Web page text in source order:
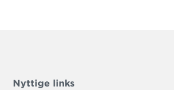
Nyttige links